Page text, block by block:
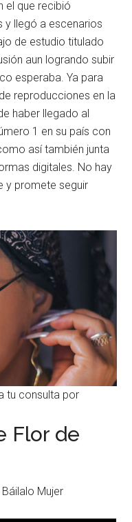
el que recibió
y llegó a escenarios
de estudio titulado
aun logrando subir
esperaba. Ya para
reproducciones en la
haber llegado al
1 en su país con
así también junta
digitales. No hay
y promete seguir
tu consulta por
Flor de
Mujer